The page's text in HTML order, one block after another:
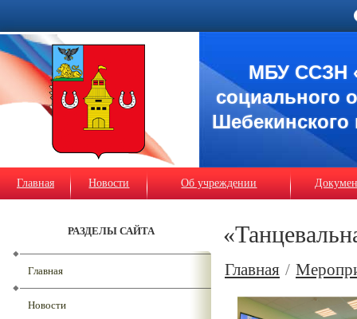
МБУ ССЗН
социального
Шебекинского
Главная Новости Об учреждении
РАЗДЕЛЫ САЙТА
Главная
Новости
Главная /